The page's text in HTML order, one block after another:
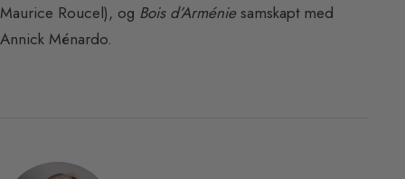
Maurice Roucel), og Bois d’Arméniesamskapt med
Annick Ménardo.